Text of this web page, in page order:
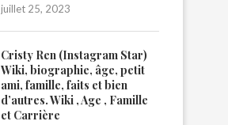
juillet 25, 2023
Cristy Ren (Instagram Star)
Wiki, biographie, âge, petit
ami, famille, faits et bien
d’autres. Wiki , Age , Famille
et Carrière